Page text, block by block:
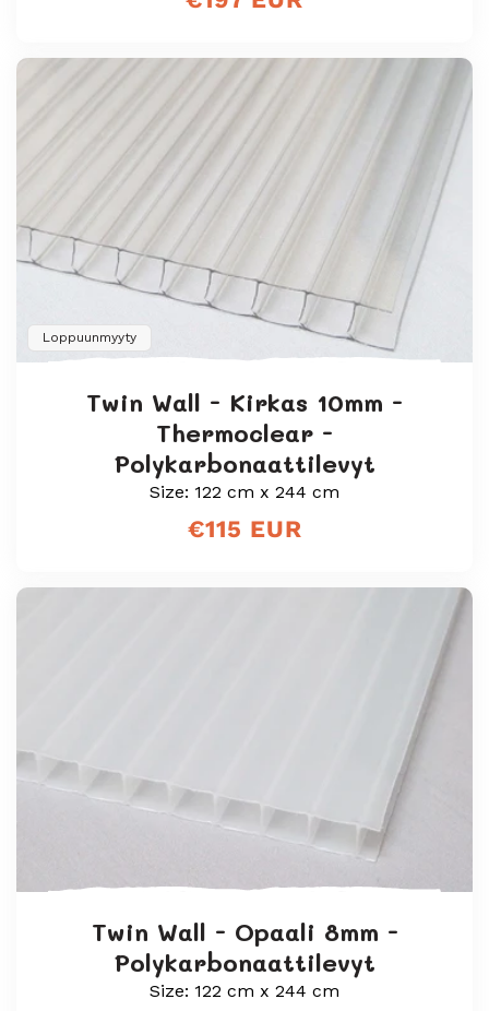
Loppuunmyyty
Twin Wall - Kirkas 10mm -
Thermoclear -
Polykarbonaattilevyt
Size: 122 cm x 244 cm
Normaali
€115 EUR
Twin Wall - Opaali 8mm -
Polykarbonaattilevyt
Size: 122 cm x 244 cm